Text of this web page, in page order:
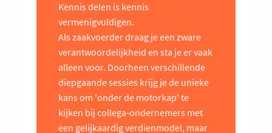
Kennis delen is kennis
vermenigvuldigen.
Als zaakvoerder draag je een zware
verantwoordelijkheid en sta je er vaak
alleen voor. Doorheen verschillende
diepgaande sessies krijg je de unieke
kans om 'onder de motorkap' te
kijken bij collega-ondernemers met
een gelijkaardig verdienmodel, maar